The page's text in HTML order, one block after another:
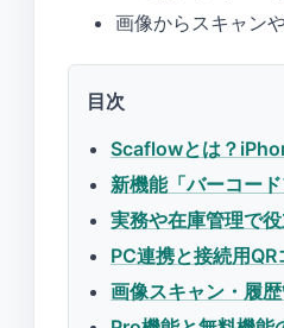
画像からスキャン
目次
Scaflowとは？
新機能「バーコー
実務や在庫管理で
PC連携と接続用
画像スキャン・履